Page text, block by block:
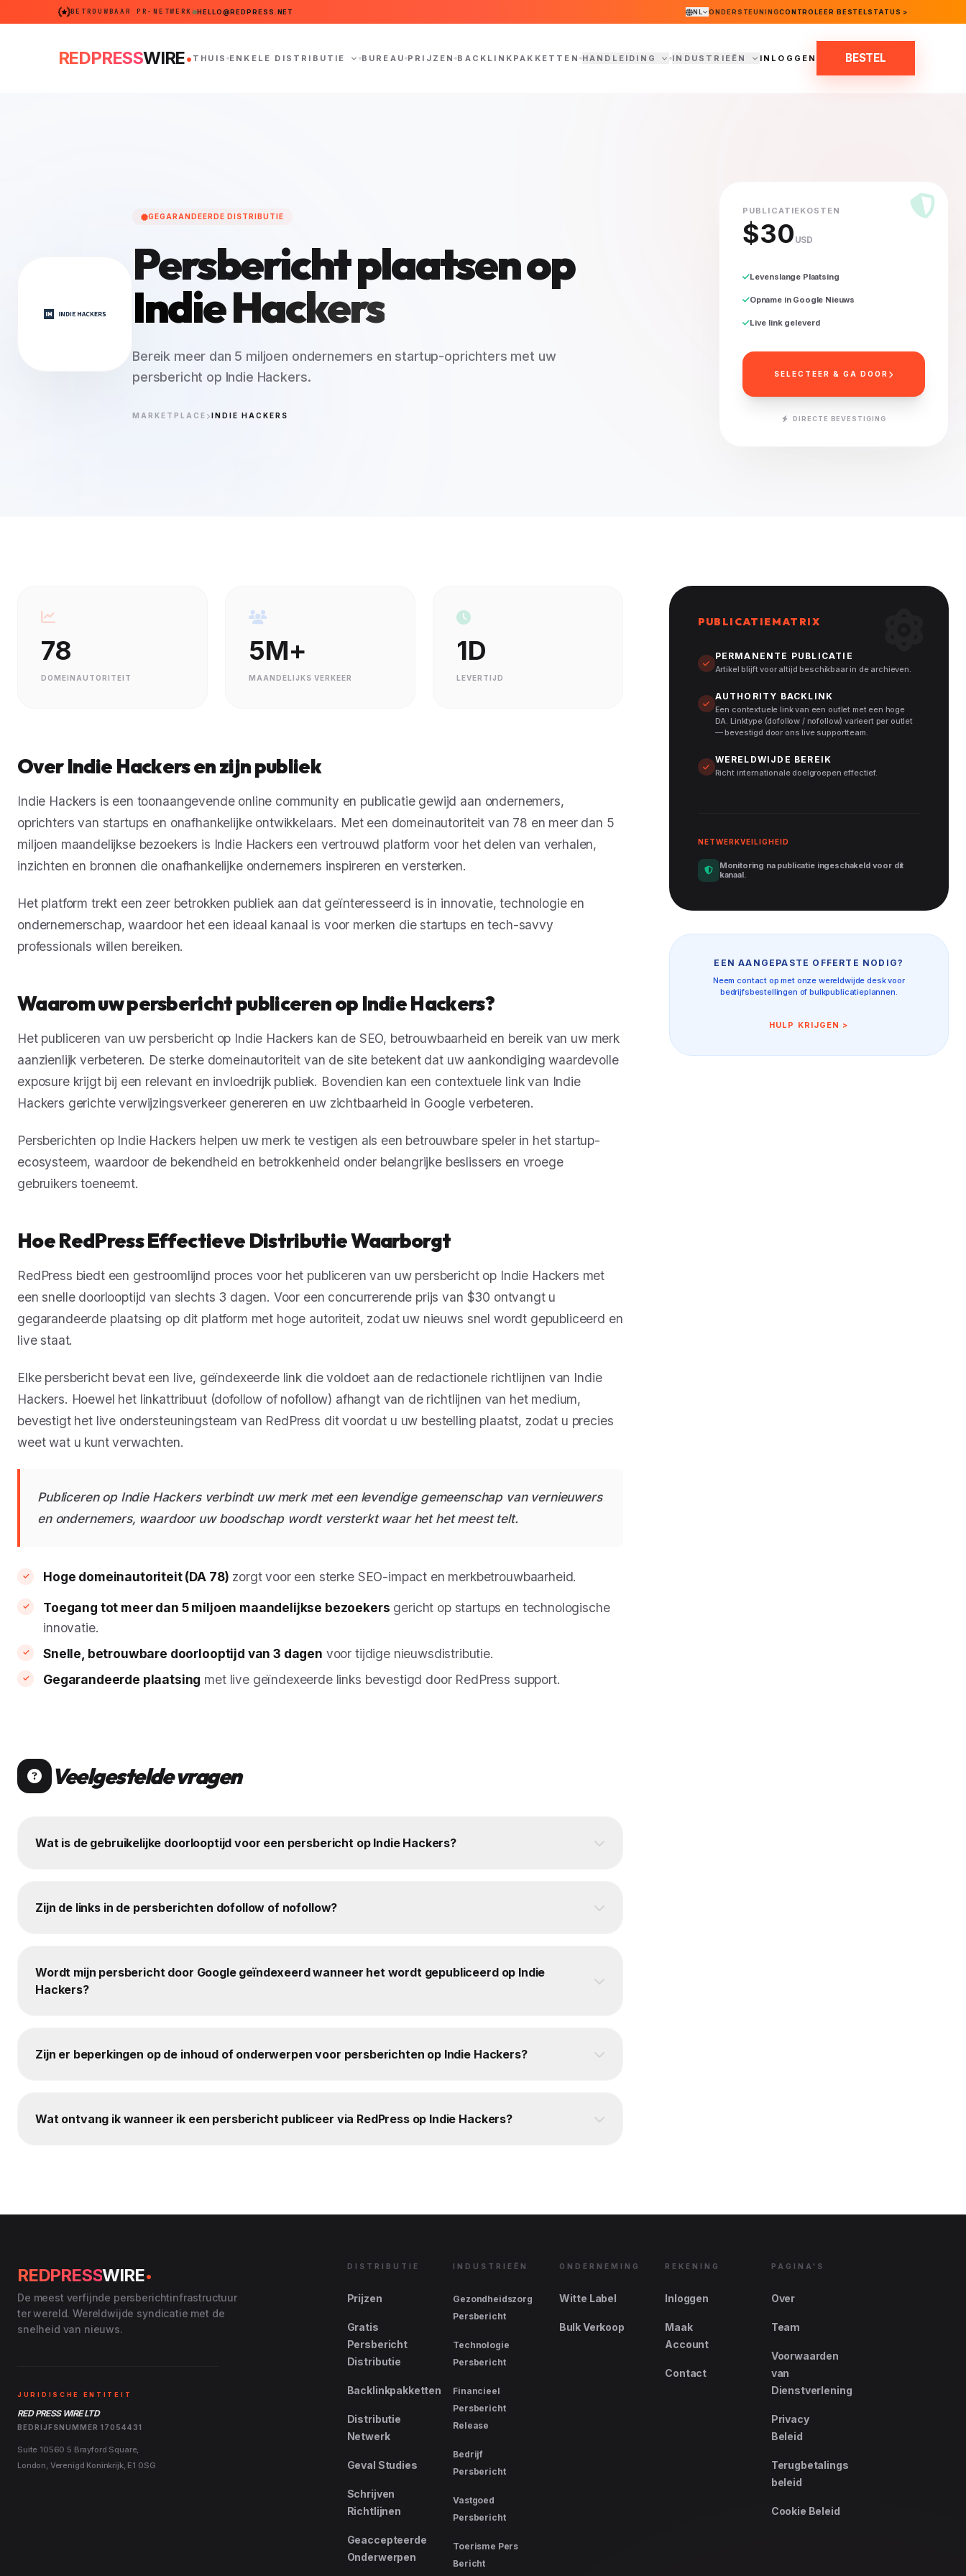
BETROUWBAAR PR-NETWERK HELLO@REDPRESS.NET NL ONDERSTEUNINGCONTROLEER BESTELSTATUS >
REDPRESSWIRE. THUIS ENKELE DISTRIBUTIE BUREAU PRIJZEN BACKLINKPAKKETTEN HANDLEIDING INDUSTRIEËN INLOGGEN BESTEL
GEGARANDEERDE DISTRIBUTIE
Persbericht plaatsen op
Indie Hackers
Bereik meer dan 5 miljoen ondernemers en startup-oprichters met uw
persbericht op Indie Hackers.
MARKETPLACE INDIE HACKERS
PUBLICATIEKOSTEN
$30 USD
Levenslange Plaatsing
Opname in Google Nieuws
Live link geleverd
SELECTEER & GA DOOR
DIRECTE BEVESTIGING
78
DOMEINAUTORITEIT
5M+
MAANDELIJKS VERKEER
1D
LEVERTIJD
Over Indie Hackers en zijn publiek
Indie Hackers is een toonaangevende online community en publicatie gewijd aan ondernemers,
oprichters van startups en onafhankelijke ontwikkelaars. Met een domeinautoriteit van 78 en meer dan 5
miljoen maandelijkse bezoekers is Indie Hackers een vertrouwd platform voor het delen van verhalen,
inzichten en bronnen die onafhankelijke ondernemers inspireren en versterken.
Het platform trekt een zeer betrokken publiek aan dat geïnteresseerd is in innovatie, technologie en
ondernemerschap, waardoor het een ideaal kanaal is voor merken die startups en tech-savvy
professionals willen bereiken.
Waarom uw persbericht publiceren op Indie Hackers?
Het publiceren van uw persbericht op Indie Hackers kan de SEO, betrouwbaarheid en bereik van uw merk
aanzienlijk verbeteren. De sterke domeinautoriteit van de site betekent dat uw aankondiging waardevolle
exposure krijgt bij een relevant en invloedrijk publiek. Bovendien kan een contextuele link van Indie
Hackers gerichte verwijzingsverkeer genereren en uw zichtbaarheid in Google verbeteren.
Persberichten op Indie Hackers helpen uw merk te vestigen als een betrouwbare speler in het startup-
ecosysteem, waardoor de bekendheid en betrokkenheid onder belangrijke beslissers en vroege
gebruikers toeneemt.
Hoe RedPress Effectieve Distributie Waarborgt
RedPress biedt een gestroomlijnd proces voor het publiceren van uw persbericht op Indie Hackers met
een snelle doorlooptijd van slechts 3 dagen. Voor een concurrerende prijs van $30 ontvangt u
gegarandeerde plaatsing op dit platform met hoge autoriteit, zodat uw nieuws snel wordt gepubliceerd en
live staat.
Elke persbericht bevat een live, geïndexeerde link die voldoet aan de redactionele richtlijnen van Indie
Hackers. Hoewel het linkattribuut (dofollow of nofollow) afhangt van de richtlijnen van het medium,
bevestigt het live ondersteuningsteam van RedPress dit voordat u uw bestelling plaatst, zodat u precies
weet wat u kunt verwachten.
Publiceren op Indie Hackers verbindt uw merk met een levendige gemeenschap van vernieuwers
en ondernemers, waardoor uw boodschap wordt versterkt waar het het meest telt.
Hoge domeinautoriteit (DA 78) zorgt voor een sterke SEO-impact en merkbetrouwbaarheid.
Toegang tot meer dan 5 miljoen maandelijkse bezoekers gericht op startups en technologische
innovatie.
Snelle, betrouwbare doorlooptijd van 3 dagen voor tijdige nieuwsdistributie.
Gegarandeerde plaatsing met live geïndexeerde links bevestigd door RedPress support.
Veelgestelde vragen
Wat is de gebruikelijke doorlooptijd voor een persbericht op Indie Hackers?
Zijn de links in de persberichten dofollow of nofollow?
Wordt mijn persbericht door Google geïndexeerd wanneer het wordt gepubliceerd op Indie
Hackers?
Zijn er beperkingen op de inhoud of onderwerpen voor persberichten op Indie Hackers?
Wat ontvang ik wanneer ik een persbericht publiceer via RedPress op Indie Hackers?
PUBLICATIEMATRIX
PERMANENTE PUBLICATIE
Artikel blijft voor altijd beschikbaar in de archieven.
AUTHORITY BACKLINK
Een contextuele link van een outlet met een hoge
DA. Linktype (dofollow / nofollow) varieert per outlet
— bevestigd door ons live supportteam.
WERELDWIJDE BEREIK
Richt internationale doelgroepen effectief.
NETWERKVEILIGHEID
Monitoring na publicatie ingeschakeld voor dit
kanaal.
EEN AANGEPASTE OFFERTE NODIG?
Neem contact op met onze wereldwijde desk voor
bedrijfsbestellingen of bulkpublicatieplannen.
HULP KRIJGEN >
REDPRESSWIRE.
De meest verfijnde persberichtinfrastructuur
ter wereld. Wereldwijde syndicatie met de
snelheid van nieuws.
JURIDISCHE ENTITEIT
RED PRESS WIRE LTD
BEDRIJFSNUMMER 17054431
Suite 10560 5 Brayford Square,
London, Verenigd Koninkrijk, E1 0SG
DISTRIBUTIE
Prijzen
Gratis
Persbericht
Distributie
Backlinkpakketten
Distributie
Netwerk
Geval Studies
Schrijven
Richtlijnen
Geaccepteerde
Onderwerpen
INDUSTRIEËN
Gezondheidszorg
Persbericht
Technologie
Persbericht
Financieel
Persbericht
Release
Bedrijf
Persbericht
Vastgoed
Persbericht
Toerisme Pers
Bericht
ONDERNEMING
Witte Label
Bulk Verkoop
REKENING
Inloggen
Maak
Account
Contact
PAGINA'S
Over
Team
Voorwaarden
van
Dienstverlening
Privacy
Beleid
Terugbetalings
beleid
Cookie Beleid